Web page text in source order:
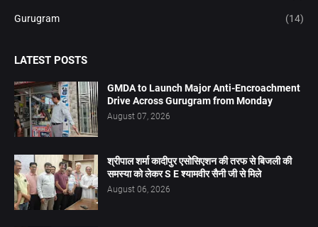
Gurugram (14)
LATEST POSTS
GMDA to Launch Major Anti-Encroachment
Drive Across Gurugram from Monday
August 07, 2026
श्रीपाल शर्मा कादीपुर एसोसिएशन की तरफ से बिजली की
समस्या को लेकर S E श्यामवीर सैनी जी से मिले
August 06, 2026